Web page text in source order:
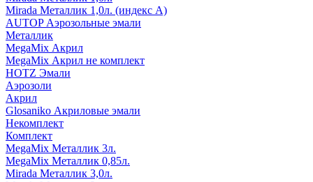
Mirada Металлик 1,0л. (индекс А)
AUTOP Аэрозольные эмали
Металлик
MegaMix Акрил
MegaMix Акрил не комплект
HOTZ Эмали
Аэрозоли
Акрил
Glosaniko Акриловые эмали
Некомплект
Комплект
MegaMix Металлик 3л.
MegaMix Металлик 0,85л.
Mirada Металлик 3,0л.